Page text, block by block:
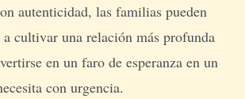
autenticidad, las familias pueden
cultivar una relación más profunda
en un faro de esperanza en un
con urgencia.